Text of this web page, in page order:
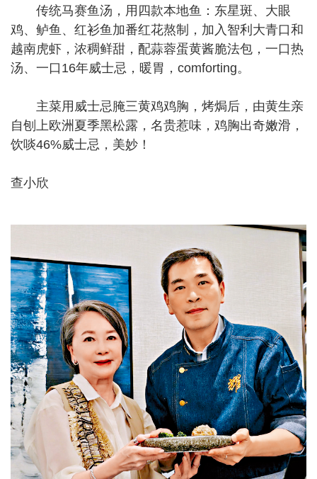
传统马赛鱼汤，用四款本地鱼：东星斑、大眼
鸡、鲈鱼、红衫鱼加番红花熬制，加入智利大青口和
越南虎虾，浓稠鲜甜，配蒜蓉蛋黄酱脆法包，一口热
汤、一口16年威士忌，暖胃，comforting。
主菜用威士忌腌三黄鸡鸡胸，烤焗后，由黄生亲
自刨上欧洲夏季黑松露，名贵惹味，鸡胸出奇嫩滑，
饮啖46%威士忌，美妙！
查小欣